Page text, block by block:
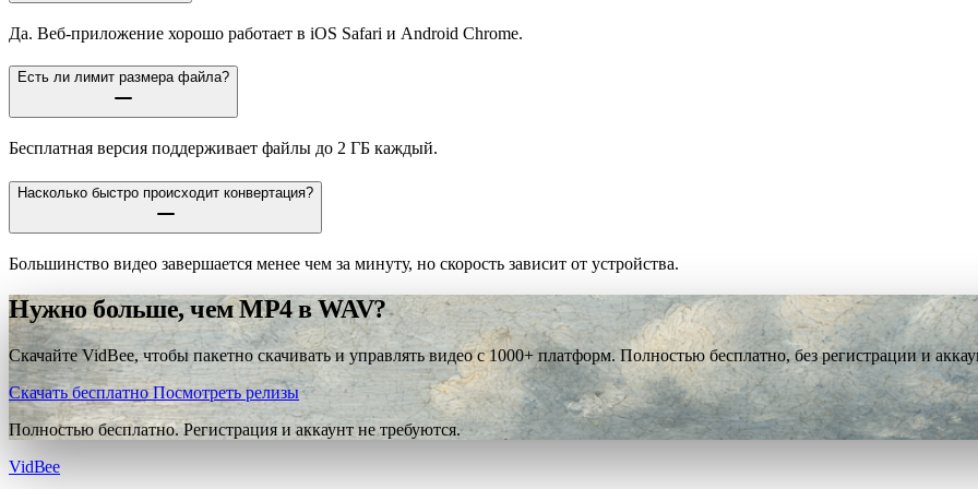
Да. Веб-приложение хорошо работает в iOS Safari и Android Chrome.
Есть ли лимит размера файла?
Бесплатная версия поддерживает файлы до 2 ГБ каждый.
Насколько быстро происходит конвертация?
Большинство видео завершается менее чем за минуту, но скорость зависит от устройства.
Нужно больше, чем MP4 в WAV?
Скачайте VidBee, чтобы пакетно скачивать и управлять видео с 1000+ платформ. Полностью бесплатно, без регистрации и
Скачать бесплатно Посмотреть релизы
Полностью бесплатно. Регистрация и аккаунт не требуются.
VidBee